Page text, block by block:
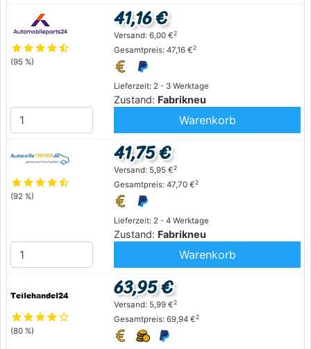
starstarstarstarstar_half
(95 %)
Lieferzeit: 2 - 3 Werktage
Zustand: Fabrikneu
41,16 €
Versand: 6,00 €2
Gesamtpreis: 47,16 €2
Warenkorb
starstarstarstarstar_half
(92 %)
Lieferzeit: 2 - 4 Werktage
Zustand: Fabrikneu
41,75 €
Versand: 5,95 €2
Gesamtpreis: 47,70 €2
Warenkorb
starstarstarstarstar_outline
(80 %)
63,95 €
Versand: 5,99 €2
Gesamtpreis: 69,94 €2